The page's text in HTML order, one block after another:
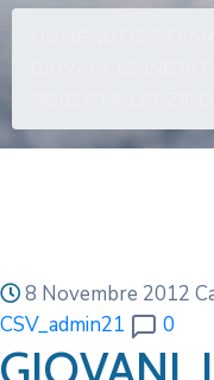
8 Novembre 2012
CSV_admin21
0